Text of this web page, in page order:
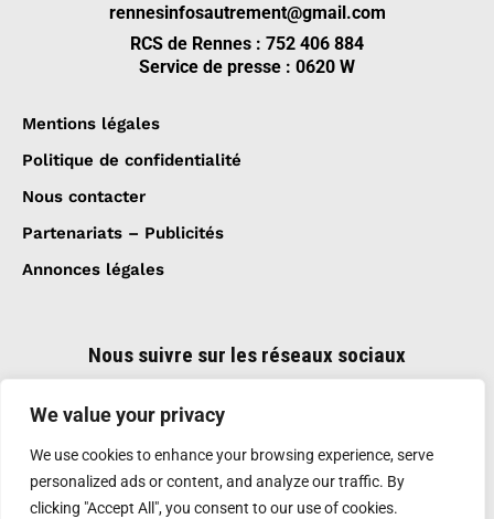
We value your privacy
We use cookies to enhance your browsing experience, serve
personalized ads or content, and analyze our traffic. By
clicking "Accept All", you consent to our use of cookies.
rennesinfosautrement@gmail.com
RCS de Rennes : 752 406 884
Service de presse : 0620 W
Mentions légales
Politique de confidentialité
Nous contacter
Partenariats – Publicités
Annonces légales
Nous suivre sur les réseaux sociaux